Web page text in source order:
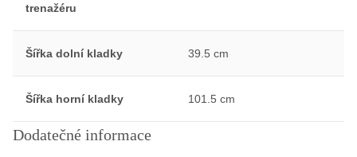
trenažéru
Šířka dolní kladky 39.5 cm
Šířka horní kladky 101.5 cm
Dodatečné informace